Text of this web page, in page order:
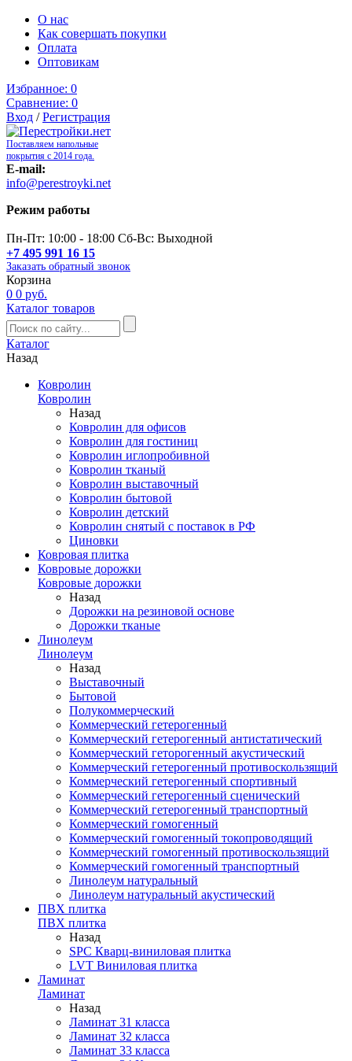
О нас
Как совершать покупки
Оплата
Оптовикам
Избранное: 0
Сравнение: 0
Вход /Регистрация
Поставляем напольные
покрытия с 2014 года.
E-mail:
info@perestroyki.net
Режим работы
Пн-Пт: 10:00 - 18:00 Сб-Вс: Выходной
+7 495 991 16 15
Заказать обратный звонок
Корзина
0 0 руб.
Каталог товаров
Каталог
Назад
Ковролин
Ковролин
Назад
Ковролин для офисов
Ковролин для гостиниц
Ковролин иглопробивной
Ковролин тканый
Ковролин выставочный
Ковролин бытовой
Ковролин детский
Ковролин снятый с поставок в РФ
Циновки
Ковровая плитка
Ковровые дорожки
Ковровые дорожки
Назад
Дорожки на резиновой основе
Дорожки тканые
Линолеум
Линолеум
Назад
Выставочный
Бытовой
Полукоммерческий
Коммерческий гетерогенный
Коммерческий гетерогенный антистатический
Коммерческий геторогенный акустический
Коммерческий гетерогенный противоскользящий
Коммерческий гетерогенный спортивный
Коммерческий гетерогенный сценический
Коммерческий гетерогенный транспортный
Коммерческий гомогенный
Коммерческий гомогенный токопроводящий
Коммерческий гомогенный противоскользящий
Коммерческий гомогенный транспортный
Линолеум натуральный
Линолеум натуральный акустический
ПВХ плитка
ПВХ плитка
Назад
SPC Кварц-виниловая плитка
LVT Виниловая плитка
Ламинат
Ламинат
Назад
Ламинат 31 класса
Ламинат 32 класса
Ламинат 33 класса